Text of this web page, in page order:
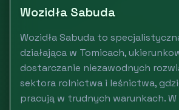
Wozidła Sabuda
Wozidła Sabuda to
działająca w Tomicach,
dostarczanie niezawodnych
sektora rolnictwa i leśnictwa,
pracują w trudnych warunkach.